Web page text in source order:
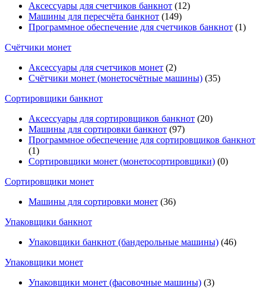
Аксессуары для счетчиков банкнот (12)
Машины для пересчёта банкнот (149)
Программное обеспечение для счетчиков банкнот (1)
Счётчики монет
Аксессуары для счетчиков монет (2)
Счётчики монет (монетосчётные машины) (35)
Cортировщики банкнот
Аксессуары для сортировщиков банкнот (20)
Машины для сортировки банкнот (97)
Программное обеспечение для сортировщиков банкнот
(1)
Сортировщики монет (монетосортировщики) (0)
Сортировщики монет
Машины для сортировки монет (36)
Упаковщики банкнот
Упаковщики банкнот (бандерольные машины) (46)
Упаковщики монет
Упаковщики монет (фасовочные машины) (3)